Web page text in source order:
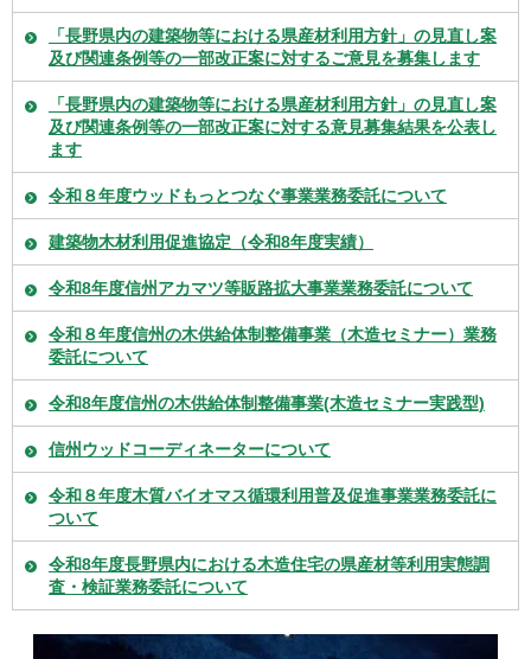
「長野県内の建築物等における県産材利用方針」の見直し案
及び関連条例等の一部改正案に対するご意見を募集します
「長野県内の建築物等における県産材利用方針」の見直し案
及び関連条例等の一部改正案に対する意見募集結果を公表し
ます
令和８年度ウッドもっとつなぐ事業業務委託について
建築物木材利用促進協定（令和8年度実績）
令和8年度信州アカマツ等販路拡大事業業務委託について
令和８年度信州の木供給体制整備事業（木造セミナー）業務
委託について
令和8年度信州の木供給体制整備事業(木造セミナー実践型)
信州ウッドコーディネーターについて
令和８年度木質バイオマス循環利用普及促進事業業務委託に
ついて
令和8年度長野県内における木造住宅の県産材等利用実態調
査・検証業務委託について